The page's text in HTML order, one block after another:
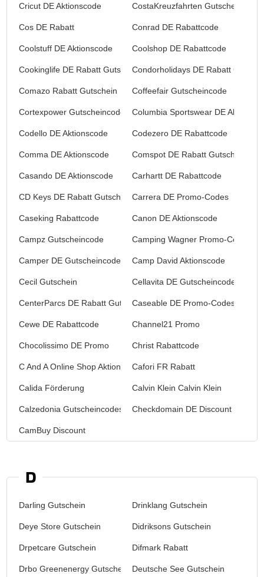
Cricut DE Aktionscode CostaKreuzfahrten Gutscheincode
Cos DE Rabatt Conrad DE Rabattcode
Coolstuff DE Aktionscode Coolshop DE Rabattcode
Cookinglife DE Rabatt GutscheinCondorholidays DE Rabatt
Comazo Rabatt Gutschein Coffeefair Gutscheincode
Cortexpower Gutscheincode Columbia Sportswear DE
Codello DE Aktionscode Codezero DE Rabattcode
Comma DE Aktionscode Comspot DE Rabatt Gutschein
Casando DE Aktionscode Carhartt DE Rabattcode
CD Keys DE Rabatt GutscheinCarrera DE Promo-Codes
Caseking Rabattcode Canon DE Aktionscode
Campz Gutscheincode Camping Wagner Promo-Codes
Camper DE Gutscheincode Camp David Aktionscode
Cecil Gutschein Cellavita DE Gutscheincode
CenterParcs DE Rabatt GutscheinCaseable DE Promo-Codes
Cewe DE Rabattcode Channel21 Promo
Chocolissimo DE Promo Christ Rabattcode
C And A Online Shop AktionscodeCafori FR Rabatt
Calida Förderung Calvin Klein Calvin Klein
Calzedonia Gutscheincodes Checkdomain DE Discount
CamBuy Discount
D
Darling Gutschein Drinklang Gutschein
Deye Store Gutschein Didriksons Gutschein
Drpetcare Gutschein Difmark Rabatt
Drbo Greenenergy Gutschein Deutsche See Gutschein